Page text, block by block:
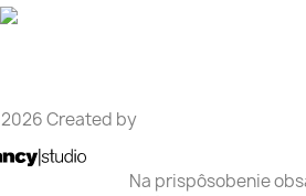
Created by
Na prispôsobenie